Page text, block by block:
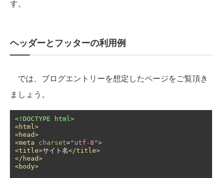
す。
ヘッダーとフッターの利用例
では、ブログエントリーを想定したページをご覧頂き
ましょう。
<!DOCTYPE html>
<html>
<head>
<meta
charset="utf-8">
<title>サイト名</title>
</head>
<body>